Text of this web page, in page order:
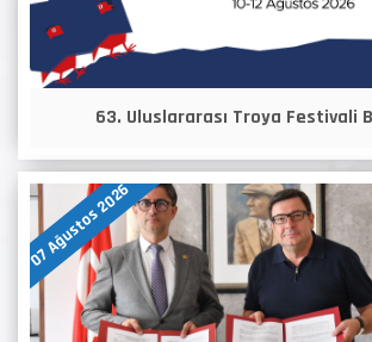
63. Uluslararası Troya Festivali
07 Ağustos 2026